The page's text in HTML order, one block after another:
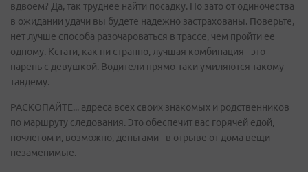
вдвоем? Да, так труднее найти посадку. Но зато от одиночества
в ожидании удачи вы будете надежно застрахованы. Поверьте,
нет лучше способа разочароваться в трассе, чем пройти ее
одному. Кстати, как ни странно, лучшая комбинация - это
парень с девушкой. Водители прямо-таки умиляются такому
тандему.
РАСКОПАЙТЕ... адреса всех своих знакомых и родственников
по маршруту следования. Это обеспечит вас горячей едой,
ночлегом и, возможно, деньгами - в отрыве от дома вещи
незаменимые.